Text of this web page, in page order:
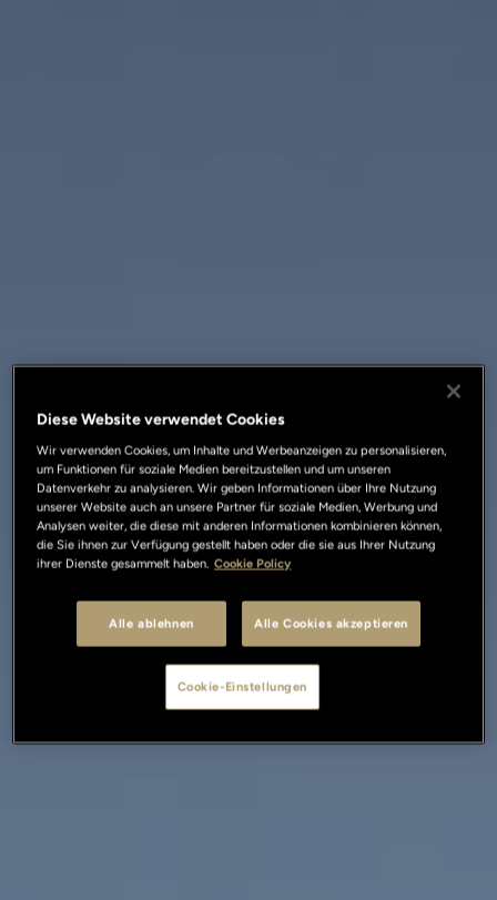
Diese Website verwendet Cookies
Wir verwenden Cookies, um Inhalte und Werbeanzeigen zu personalisieren,
um Funktionen für soziale Medien bereitzustellen und um unseren
Datenverkehr zu analysieren. Wir geben Informationen über Ihre Nutzung
unserer Website auch an unsere Partner für soziale Medien, Werbung und
Analysen weiter, die diese mit anderen Informationen kombinieren können,
die Sie ihnen zur Verfügung gestellt haben oder die sie aus Ihrer Nutzung
ihrer Dienste gesammelt haben. Cookie Policy
Alle ablehnen Alle Cookies akzeptieren
Cookie-Einstellungen